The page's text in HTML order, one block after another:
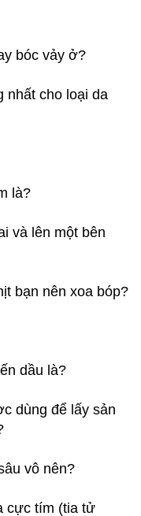
bóc vảy ở?
nhất cho loại da
là?
và lên một bên
bạn nên xoa bóp?
dầu là?
dùng để lấy sản
vô nên?
cực tím (tia tử